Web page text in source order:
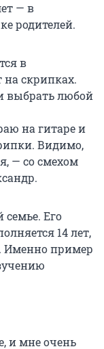
— в
родителей.
в
скрипках.
выбрать любой
на гитаре и
Видимо,
— со смехом
семье. Его
14 лет,
Именно пример
и мне очень